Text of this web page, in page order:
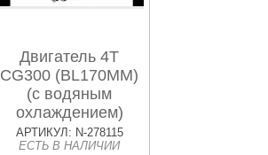
Двигатель 4T
CG300 (BL170MM)
(с водяным
охлаждением)
AMG
АРТИКУЛ: N-278115
ЕСТЬ В НАЛИЧИИ